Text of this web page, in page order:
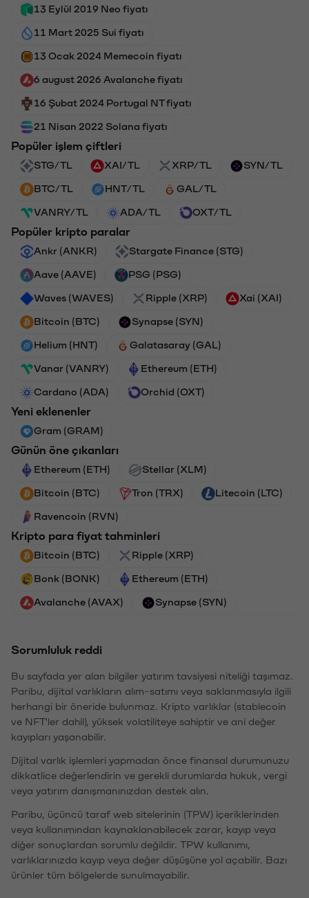
13 Eylül 2019 Neo fiyatı
11 Mart 2025 Sui fiyatı
13 Ocak 2024 Memecoin fiyatı
6 august 2026 Avalanche fiyatı
16 Şubat 2024 Portugal NT fiyatı
21 Nisan 2022 Solana fiyatı
Popüler işlem çiftleri
STG/TL XAI/TL XRP/TL SYN/TL
BTC/TL HNT/TL GAL/TL
VANRY/TL ADA/TL OXT/TL
Popüler kripto paralar
Ankr (ANKR) Stargate Finance (STG)
Aave (AAVE) PSG (PSG)
Waves (WAVES) Ripple (XRP) Xai (XAI)
Bitcoin (BTC) Synapse (SYN)
Helium (HNT) Galatasaray (GAL)
Vanar (VANRY) Ethereum (ETH)
Cardano (ADA) Orchid (OXT)
Yeni eklenenler
Gram (GRAM)
Günün öne çıkanları
Ethereum (ETH) Stellar (XLM)
Bitcoin (BTC) Tron (TRX) Litecoin (LTC)
Ravencoin (RVN)
Kripto para fiyat tahminleri
Bitcoin (BTC) Ripple (XRP)
Bonk (BONK) Ethereum (ETH)
Avalanche (AVAX) Synapse (SYN)
Sorumluluk reddi
Bu sayfada yer alan bilgiler yatırım tavsiyesi niteliği taşımaz.
Paribu, dijital varlıkların alım-satımı veya saklanmasıyla ilgili
herhangi bir öneride bulunmaz. Kripto varlıklar (stablecoin
ve NFT'ler dahil), yüksek volatiliteye sahiptir ve ani değer
kayıpları yaşanabilir.
Dijital varlık işlemleri yapmadan önce finansal durumunuzu
dikkatlice değerlendirin ve gerekli durumlarda hukuk, vergi
veya yatırım danışmanınızdan destek alın.
Paribu, üçüncü taraf web sitelerinin (TPW) içeriklerinden
veya kullanımından kaynaklanabilecek zarar, kayıp veya
diğer sonuçlardan sorumlu değildir. TPW kullanımı,
varlıklarınızda kayıp veya değer düşüşüne yol açabilir. Bazı
ürünler tüm bölgelerde sunulmayabilir.